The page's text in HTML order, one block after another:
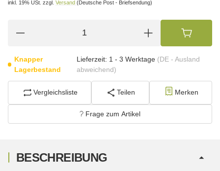
inkl. 19% USt. zzgl. Versand (Deutsche Post - Briefsendung)
Knapper
Lagerbestand
Lieferzeit: 1 - 3 Werktage (DE - Ausland
abweichend)
Vergleichsliste Teilen Merken
Frage zum Artikel
BESCHREIBUNG